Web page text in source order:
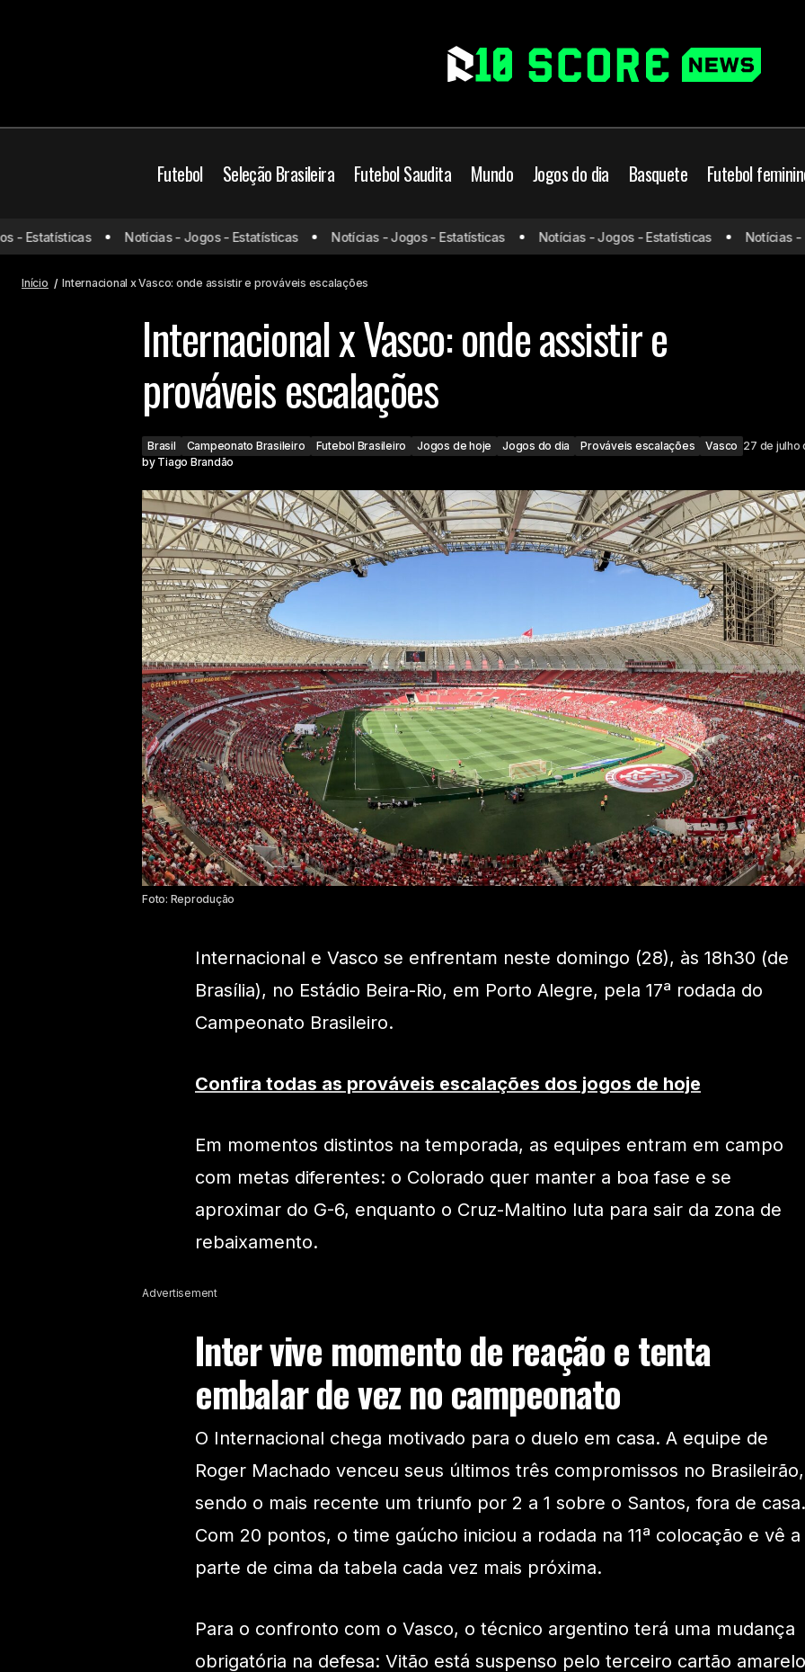
Futebol Seleção Brasileira Futebol Saudita Mundo Jogos do dia Basquete Futebol
Bahia x Juventude: onde assistir e
prováveis escalações
Brasil Campeonato Brasileiro Futebol Brasileiro
Jogos de hoje
Jogos do dia
Prováveis escalações Vasco
Internacional x
prováveis
Estatísticas Notícias - Jogos - Estatísticas Notícias - Jogos - Estatísticas Notícias - Jogos - Estatísticas Notícias -
Início Internacional x Vasco: onde assistir e prováveis escalações
Internacional x Vasco: onde assistir e
prováveis escalações
Brasil Campeonato Brasileiro Futebol Brasileiro Jogos de hoje Jogos do dia Prováveis escalações Vasco 27 de julho
by Tiago Brandão
Foto: Reprodução
Internacional e Vasco se enfrentam neste domingo (28), às 18h30 (de
Brasília), no Estádio Beira-Rio, em Porto Alegre, pela 17ª rodada do
Campeonato Brasileiro.
Confira todas as prováveis escalações dos jogos de hoje
Em momentos distintos na temporada, as equipes entram em campo
com metas diferentes: o Colorado quer manter a boa fase e se
aproximar do G-6, enquanto o Cruz-Maltino luta para sair da zona de
rebaixamento.
Advertisement
Inter vive momento de reação e tenta
embalar de vez no campeonato
O Internacional chega motivado para o duelo em casa. A equipe de
Roger Machado venceu seus últimos três compromissos no Brasileirão,
sendo o mais recente um triunfo por 2 a 1 sobre o Santos, fora de casa.
Com 20 pontos, o time gaúcho iniciou a rodada na 11ª colocação e vê a
parte de cima da tabela cada vez mais próxima.
Para o confronto com o Vasco, o técnico argentino terá uma mudança
obrigatória na defesa: Vitão está suspenso pelo terceiro cartão